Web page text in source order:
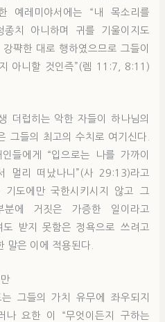
예레미야서에는 “내 목소리를
치 아니하며 귀를 기울이지도
퍅한 대로 행하였으므로 그들이
아니할 것인즉”(렘 11:7, 8:11)
더럽히는 악한 자들이 하나님의
그들의 최고의 수치로 여기신다.
들에게 “입으로는 나를 가까이
멀리 떠났나니”(사 29:13)라고
기도에만 국한시키시지 않고 그
에 거짓은 가증한 일이라고
도 받지 못함은 정욕으로 쓰려고
말은 이에 적용된다.
그들의 가치 유무에 좌우되지
나 요한 이 “무엇이든지 구하는